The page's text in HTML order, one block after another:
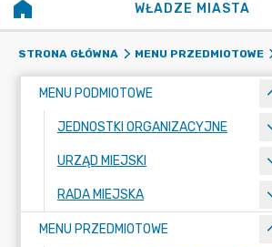
WŁADZE MIASTA
STRONA GŁÓWNA MENU PRZEDMIOTOWE
MENU PODMIOTOWE
JEDNOSTKI ORGANIZACYJNE
URZĄD MIEJSKI
RADA MIEJSKA
MENU PRZEDMIOTOWE